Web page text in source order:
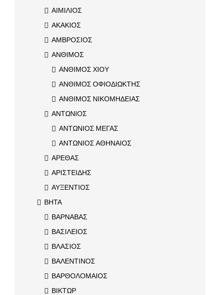
ΑΙΜΙΛΙΟΣ
ΑΚΑΚΙΟΣ
ΑΜΒΡΟΣΙΟΣ
ΑΝΘΙΜΟΣ
ΑΝΘΙΜΟΣ ΧΙΟΥ
ΑΝΘΙΜΟΣ ΟΦΙΟΔΙΩΚΤΗΣ
ΑΝΘΙΜΟΣ ΝΙΚΟΜΗΔΕΙΑΣ
ΑΝΤΩΝΙΟΣ
ΑΝΤΩΝΙΟΣ ΜΕΓΑΣ
ΑΝΤΩΝΙΟΣ ΑΘΗΝΑΙΟΣ
ΑΡΕΘΑΣ
ΑΡΙΣΤΕΙΔΗΣ
ΑΥΞΕΝΤΙΟΣ
ΒΗΤΑ
ΒΑΡΝΑΒΑΣ
ΒΑΣΙΛΕΙΟΣ
ΒΛΑΣΙΟΣ
ΒΑΛΕΝΤΙΝΟΣ
ΒΑΡΘΟΛΟΜΑΙΟΣ
ΒΙΚΤΩΡ